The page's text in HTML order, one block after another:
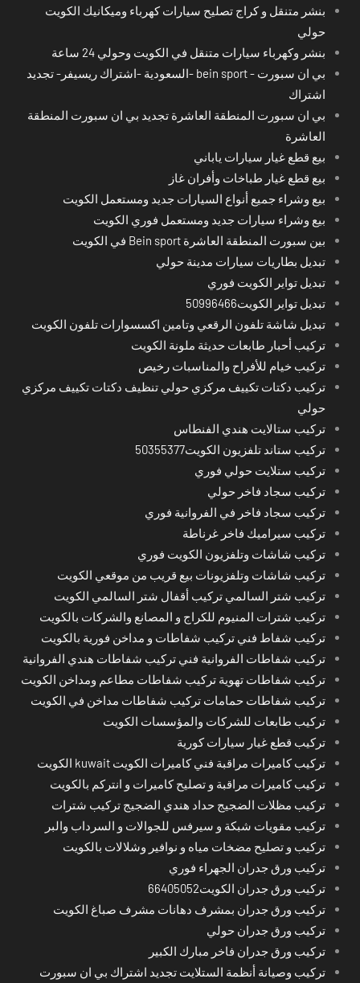
بنشر متنقل و كراج تصليح سيارات كهرباء وميكانيك الكويت
حولي
بنشر وكهرباء سيارات متنقل في الكويت وحولي 24 ساعة
بي ان سبورت - bein sport -السعودية -اشتراك ريسيفر- تجديد
اشتراك
بي ان سبورت المنطقة العاشرة تجديد بي ان سبورت المنطقة
العاشرة
بيع قطع غيار سيارات ياباني
بيع قطع غيار طباخات وأفران غاز
بيع وشراء جميع أنواع السيارات جديد ومستعمل الكويت
بيع وشراء سيارات جديد ومستعمل فوري الكويت
بين سبورت المنطقة العاشرة Bein sport في الكويت
تبديل بطاريات سيارات مدينة حولي
تبديل تواير الكويت فوري
تبديل تواير الكويت50996466
تبديل شاشة تلفون الرقعي وتامين اكسسوارات تلفون الكويت
تركيب أحبار طابعات حديثة ملونة الكويت
تركيب خيام للأفراح والمناسبات رخيص
تركيب دكتات تكييف مركزي حولي تنظيف دكتات تكييف مركزي
حولي
تركيب ستالايت هندي الفنطاس
تركيب ستاند تلفزيون الكويت50355377
تركيب ستلايت حولي فوري
تركيب سجاد فاخر حولي
تركيب سجاد فاخر في الفروانية فوري
تركيب سيراميك فاخر غرناطة
تركيب شاشات وتلفزيون الكويت فوري
تركيب شاشات وتلفزيونات بيع قريب من موقعي الكويت
تركيب شتر السالمي تركيب أقفال شتر السالمي الكويت
تركيب شترات المنيوم للكراج و المصانع والشركات بالكويت
تركيب شفاط فني تركيب شفاطات و مداخن فورية بالكويت
تركيب شفاطات الفروانية فني تركيب شفاطات هندي الفروانية
تركيب شفاطات تهوية تركيب شفاطات مطاعم ومداخن الكويت
تركيب شفاطات حمامات تركيب شفاطات مداخن في الكويت
تركيب طابعات للشركات والمؤسسات الكويت
تركيب قطع غيار سيارات كورية
تركيب كاميرات مراقبة فني كاميرات الكويت kuwait الكويت
تركيب كاميرات مراقبة و تصليح كاميرات و انتركم بالكويت
تركيب مظلات الضجيج حداد هندي الضجيج تركيب شترات
تركيب مقويات شبكة و سيرفس للجوالات و السرداب والبر
تركيب و تصليح مضخات مياه و نوافير وشلالات بالكويت
تركيب ورق جدران الجهراء فوري
تركيب ورق جدران الكويت66405052
تركيب ورق جدران بمشرف دهانات مشرف صباغ الكويت
تركيب ورق جدران حولي
تركيب ورق جدران فاخر مبارك الكبير
تركيب وصيانة أنظمة الستلايت تجديد اشتراك بي ان سبورت